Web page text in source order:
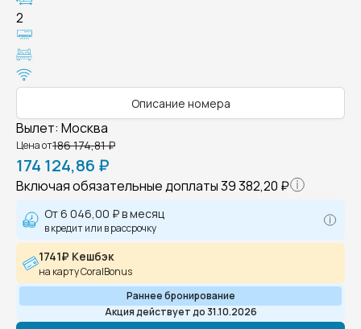
2
Описание номера
Вылет: Москва
Цена от186 174,81 ₽
174 124,86 ₽
Включая обязательные доплаты39 382,20 ₽
От6 046,00 ₽в месяц
в кредит или в рассрочку
1741₽ Кешбэк
на карту CoralBonus
Раннее бронирование
Акция действует до 31.10.2026